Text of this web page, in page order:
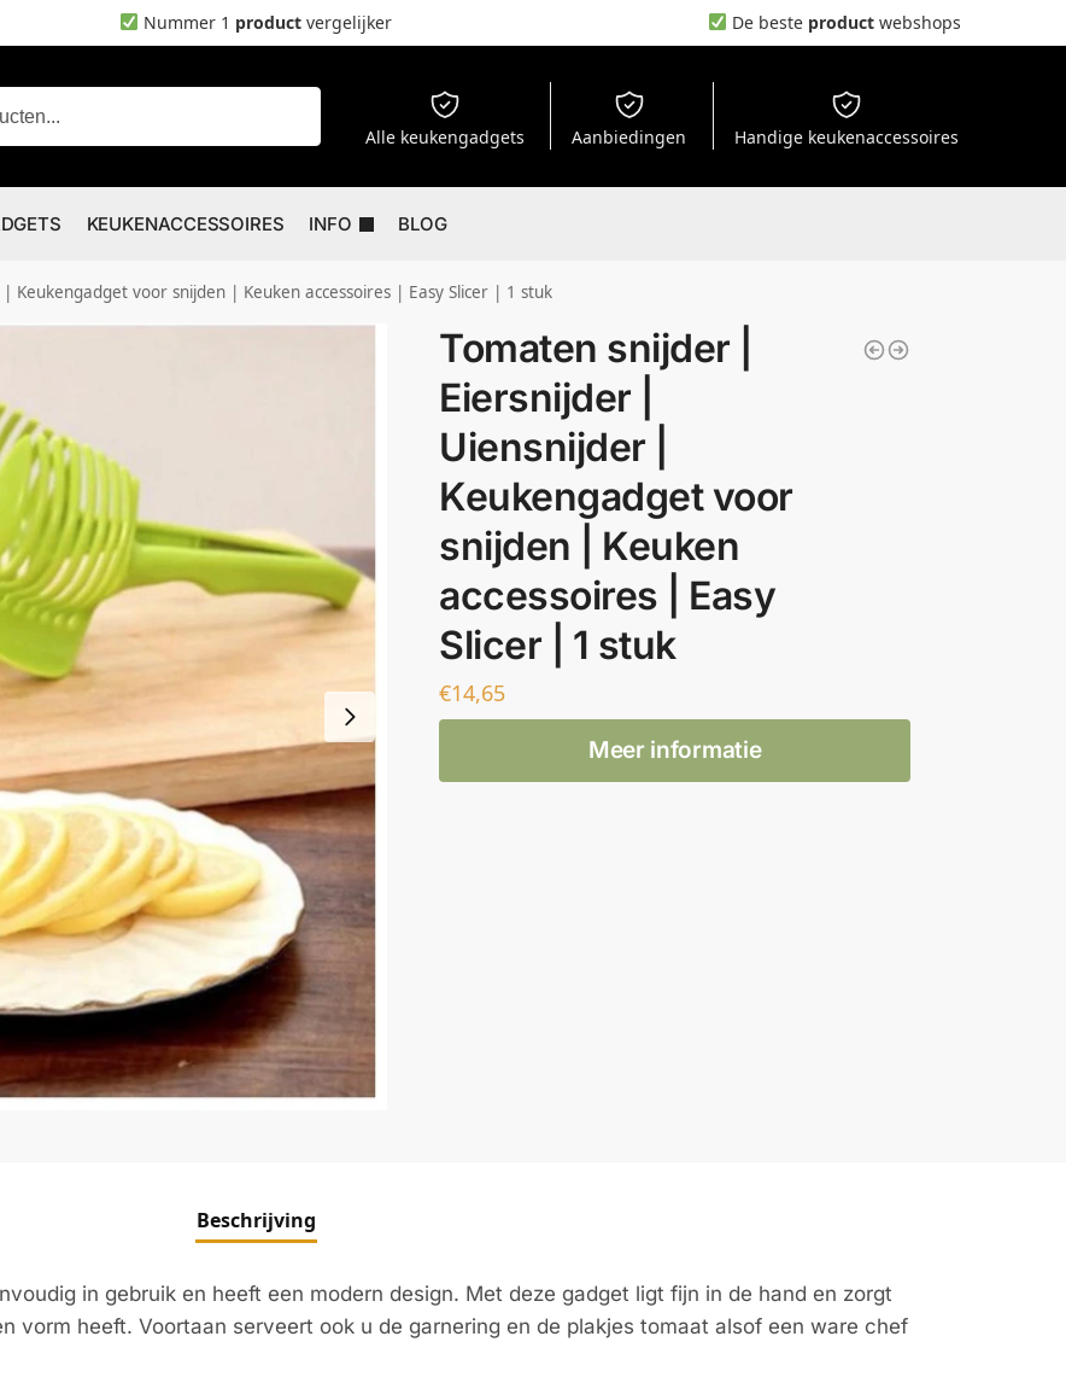
Nummer 1 productvergelijker De beste product webshops
Alle keukengadgets Aanbiedingen Handige keukenaccessoires
KEUKENACCESSOIRES INFO BLOG
voor snijden | Keuken accessoires | Easy Slicer | 1 stuk
Tomaten snijder |
Eiersnijder |
Uiensnijder |
Keukengadget voor
snijden | Keuken
accessoires | Easy
Slicer | 1 stuk
€14,65
Meer informatie
Beschrijving
in gebruik en heeft een modern design. Met deze gadget ligt fijn in de hand en zorgt
vorm heeft. Voortaan serveert ook u de garnering en de plakjes tomaat alsof een ware chef